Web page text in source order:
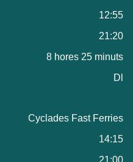
12:55
21:20
8 hores 25 minuts
Dl
Cyclades Fast Ferries
14:15
21:00